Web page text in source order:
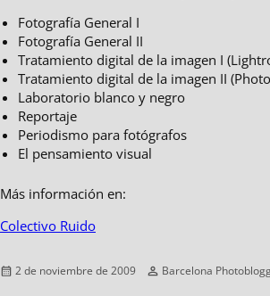
Fotografía General I
Fotografía General II
Tratamiento digital de la imagen I
Tratamiento digital de la imagen II
Laboratorio blanco y negro
Reportaje
Periodismo para fotógrafos
El pensamiento visual
Más información en:
Colectivo Ruido
Publicado
2 de noviembre de 2009 Autor
Barcelona